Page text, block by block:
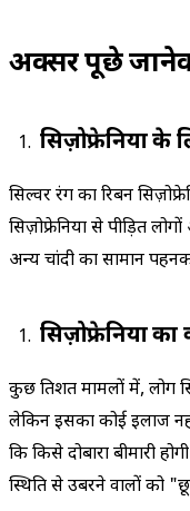
अक्सर पूछे
सिज़ोफ्रेनिया के
सिल्वर रंग का रिबन
सिज़ोफ्रेनिया से पीड़ित
अन्य चांदी का सामान
सिज़ोफ्रेनिया
कुछ प्रतिशत मामलों में, लोग
लेकिन इसका कोई इलाज
कि किसे दोबारा बीमारी
स्थिति से उबरने वालों को